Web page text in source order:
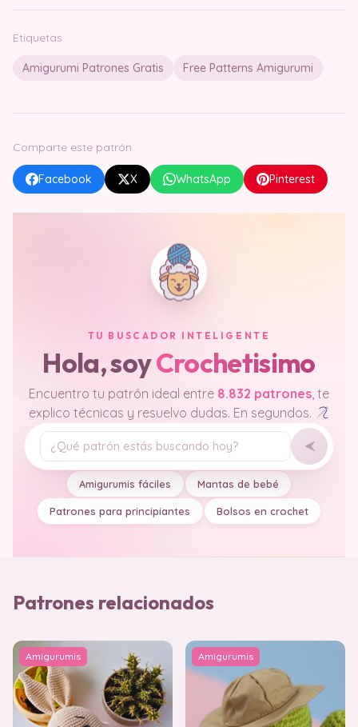
Etiquetas
Amigurumi Patrones Gratis Free Patterns Amigurumi
Comparte este patrón
Facebook X WhatsApp Pinterest
TU BUSCADOR INTELIGENTE
Hola, soyCrochetisimo
Encuentro tu patrón ideal entre 8.832 patrones , te
explico técnicas y resuelvo dudas. En segundos.
Tu pregunta
Amigurumis fáciles Mantas de bebé
Patrones para principiantes Bolsos en crochet
Patrones relacionados
Amigurumis Amigurumis